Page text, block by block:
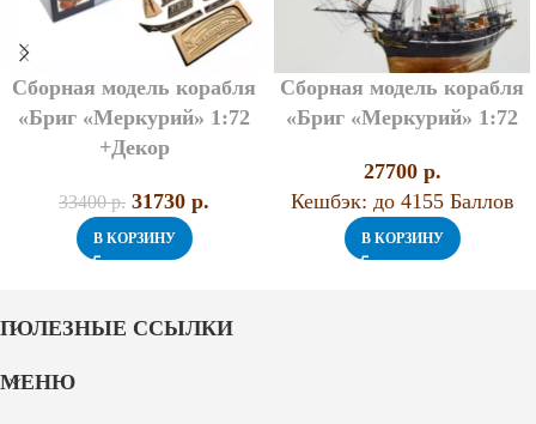
Сборная модель корабля
«Бриг «Меркурий» 1:72
+Декор
33400p. 31730 p.
В КОРЗИНУ
Сборная модель корабля
«Бриг «Меркурий» 1:72
27700 p.
Кешбэк: до 4155 Баллов
В КОРЗИНУ
ПОЛЕЗНЫЕ ССЫЛКИ
МЕНЮ